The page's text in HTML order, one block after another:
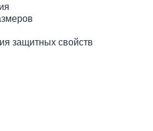
защитных свойств